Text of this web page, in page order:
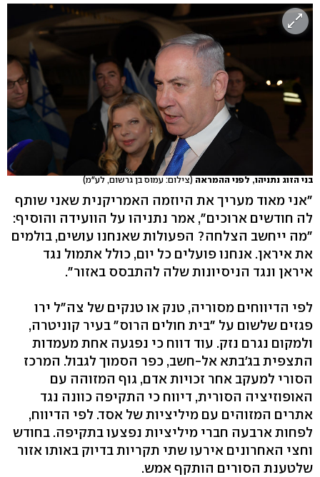
בני הזוג נתניהו, לפני ההמראה(צילום: עמוס בן גרשום, לע"מ)
"אני מאוד מעריך את היוזמה האמריקנית שאני שותף
לה חודשים ארוכים", אמר נתניהו על הוועידה והוסיף:
"מה ייחשב הצלחה? הפעולות שאנחנו עושים, בולמים
את איראן. אנחנו פועלים כל יום, כולל אתמול נגד
איראן ונגד הניסיונות שלה להתבסס באזור".
לפי הדיווחים מסוריה, טנק או טנקים של צה"ל ירו
פגזים שלשום על "בית חולים הרוס" בעיר קוניטרה,
ולמקום נגרם נזק. עוד דווח כי נפגעה אחת מעמדות
התצפית בג'בתא אל-חשב, כפר הסמוך לגבול. המרכז
הסורי למעקב אחר זכויות אדם, גוף המזוהה עם
האופוזיציה הסורית, דיווח כי התקיפה כוונה נגד
אתרים המזוהים עם מיליציות של אסד. לפי הדיווח,
לפחות ארבעה חברי מיליציות נפצעו בתקיפה. בחודש
וחצי האחרונים אירעו שתי תקריות בדיוק באותו אזור
שלטענת הסורים הותקף אמש.